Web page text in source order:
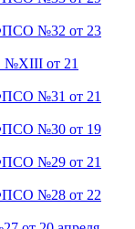
№32 от 23
№XIII от 21
№31 от 21
№30 от 19
№29 от 21
№28 от 22